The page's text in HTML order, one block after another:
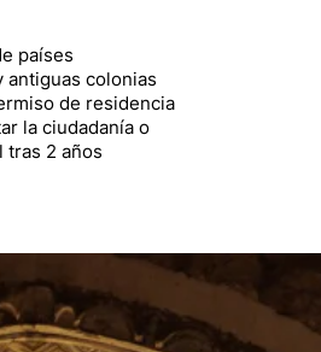
países
antiguas colonias
de residencia
la ciudadanía o
tras 2 años